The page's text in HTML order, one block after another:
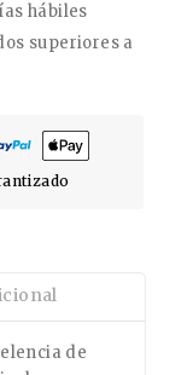
hábiles
superiores a
de